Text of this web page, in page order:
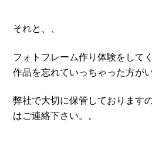
それと、、
フォトフレーム作り体験をして
作品を忘れていっちゃった方が
弊社で大切に保管しております
はご連絡下さい。。